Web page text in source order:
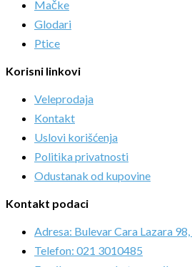
Mačke
Glodari
Ptice
Korisni linkovi
Veleprodaja
Kontakt
Uslovi korišćenja
Politika privatnosti
Odustanak od kupovine
Kontakt podaci
Adresa: Bulevar Cara Lazara
Telefon: 021 3010485